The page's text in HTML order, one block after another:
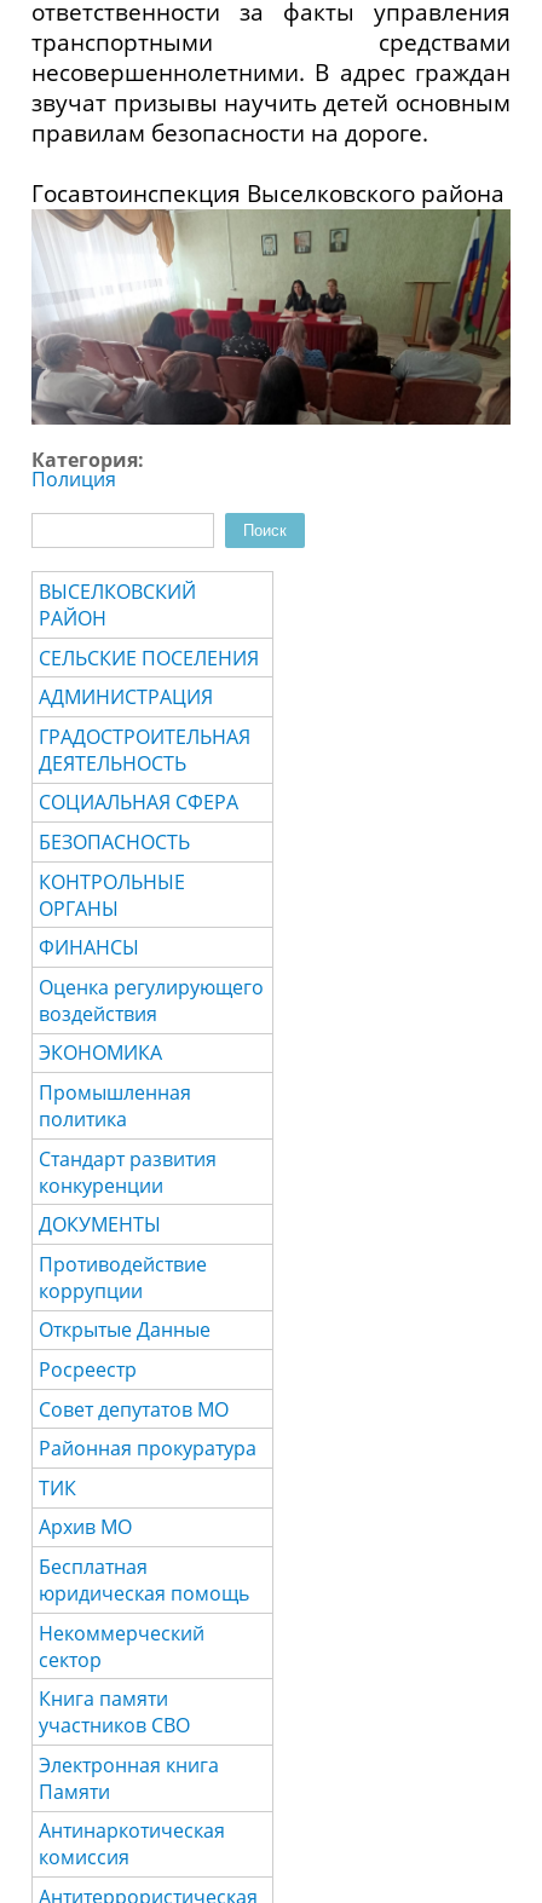
ответственности за факты управления
транспортными средствами
несовершеннолетними. В адрес граждан
звучат призывы научить детей основным
правилам безопасности на дороге.
Госавтоинспекция Выселковского района
Категория:
Полиция
Поиск
ВЫСЕЛКОВСКИЙ
РАЙОН
СЕЛЬСКИЕ ПОСЕЛЕНИЯ
АДМИНИСТРАЦИЯ
ГРАДОСТРОИТЕЛЬНАЯ
ДЕЯТЕЛЬНОСТЬ
СОЦИАЛЬНАЯ СФЕРА
БЕЗОПАСНОСТЬ
КОНТРОЛЬНЫЕ
ОРГАНЫ
ФИНАНСЫ
Оценка регулирующего
воздействия
ЭКОНОМИКА
Промышленная
политика
Стандарт развития
конкуренции
ДОКУМЕНТЫ
Противодействие
коррупции
Открытые Данные
Росреестр
Совет депутатов МО
Районная прокуратура
ТИК
Архив МО
Бесплатная
юридическая помощь
Некоммерческий
сектор
Книга памяти
участников СВО
Электронная книга
Памяти
Антинаркотическая
комиссия
Антитеррористическая